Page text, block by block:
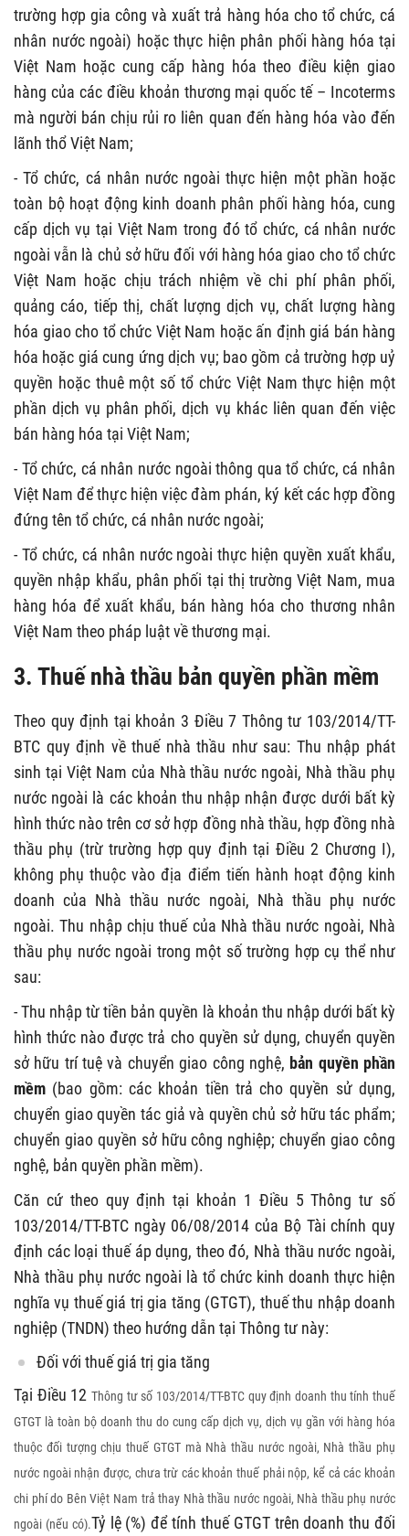
trường hợp gia công và xuất trả hàng hóa cho tổ chức, cá
nhân nước ngoài) hoặc thực hiện phân phối hàng hóa tại
Việt Nam hoặc cung cấp hàng hóa theo điều kiện giao
hàng của các điều khoản thương mại quốc tế – Incoterms
mà người bán chịu rủi ro liên quan đến hàng hóa vào đến
lãnh thổ Việt Nam;
- Tổ chức, cá nhân nước ngoài thực hiện một phần hoặc
toàn bộ hoạt động kinh doanh phân phối hàng hóa, cung
cấp dịch vụ tại Việt Nam trong đó tổ chức, cá nhân nước
ngoài vẫn là chủ sở hữu đối với hàng hóa giao cho tổ chức
Việt Nam hoặc chịu trách nhiệm về chi phí phân phối,
quảng cáo, tiếp thị, chất lượng dịch vụ, chất lượng hàng
hóa giao cho tổ chức Việt Nam hoặc ấn định giá bán hàng
hóa hoặc giá cung ứng dịch vụ; bao gồm cả trường hợp uỷ
quyền hoặc thuê một số tổ chức Việt Nam thực hiện một
phần dịch vụ phân phối, dịch vụ khác liên quan đến việc
bán hàng hóa tại Việt Nam;
- Tổ chức, cá nhân nước ngoài thông qua tổ chức, cá nhân
Việt Nam để thực hiện việc đàm phán, ký kết các hợp đồng
đứng tên tổ chức, cá nhân nước ngoài;
- Tổ chức, cá nhân nước ngoài thực hiện quyền xuất khẩu,
quyền nhập khẩu, phân phối tại thị trường Việt Nam, mua
hàng hóa để xuất khẩu, bán hàng hóa cho thương nhân
Việt Nam theo pháp luật về thương mại.
3. Thuế nhà thầu bản quyền phần mềm
Theo quy định tại khoản 3 Điều 7 Thông tư 103/2014/TT-
BTC quy định về thuế nhà thầu như sau: Thu nhập phát
sinh tại Việt Nam của Nhà thầu nước ngoài, Nhà thầu phụ
nước ngoài là các khoản thu nhập nhận được dưới bất kỳ
hình thức nào trên cơ sở hợp đồng nhà thầu, hợp đồng nhà
thầu phụ (trừ trường hợp quy định tại Điều 2 Chương I),
không phụ thuộc vào địa điểm tiến hành hoạt động kinh
doanh của Nhà thầu nước ngoài, Nhà thầu phụ nước
ngoài. Thu nhập chịu thuế của Nhà thầu nước ngoài, Nhà
thầu phụ nước ngoài trong một số trường hợp cụ thể như
sau:
- Thu nhập từ tiền bản quyền là khoản thu nhập dưới bất kỳ
hình thức nào được trả cho quyền sử dụng, chuyển quyền
sở hữu trí tuệ và chuyển giao công nghệ, bản quyền phần
mềm (bao gồm: các khoản tiền trả cho quyền sử dụng,
chuyển giao quyền tác giả và quyền chủ sở hữu tác phẩm;
chuyển giao quyền sở hữu công nghiệp; chuyển giao công
nghệ, bản quyền phần mềm).
Căn cứ theo quy định tại khoản 1 Điều 5 Thông tư số
103/2014/TT-BTC ngày 06/08/2014 của Bộ Tài chính quy
định các loại thuế áp dụng, theo đó, Nhà thầu nước ngoài,
Nhà thầu phụ nước ngoài là tổ chức kinh doanh thực hiện
nghĩa vụ thuế giá trị gia tăng (GTGT), thuế thu nhập doanh
nghiệp (TNDN) theo hướng dẫn tại Thông tư này:
Đối với thuế giá trị gia tăng
Tại Điều 12 Thông tư số 103/2014/TT-BTC quy định doanh thu tính thuế
GTGT là toàn bộ doanh thu do cung cấp dịch vụ, dịch vụ gần với hàng hóa
thuộc đối tượng chịu thuế GTGT mà Nhà thầu nước ngoài, Nhà thầu phụ
nước ngoài nhận được, chưa trừ các khoản thuế phải nộp, kể cả các khoản
chi phí do Bên Việt Nam trả thay Nhà thầu nước ngoài, Nhà thầu phụ nước
ngoài (nếu có).Tỷ lệ (%) để tính thuế GTGT trên doanh thu đối